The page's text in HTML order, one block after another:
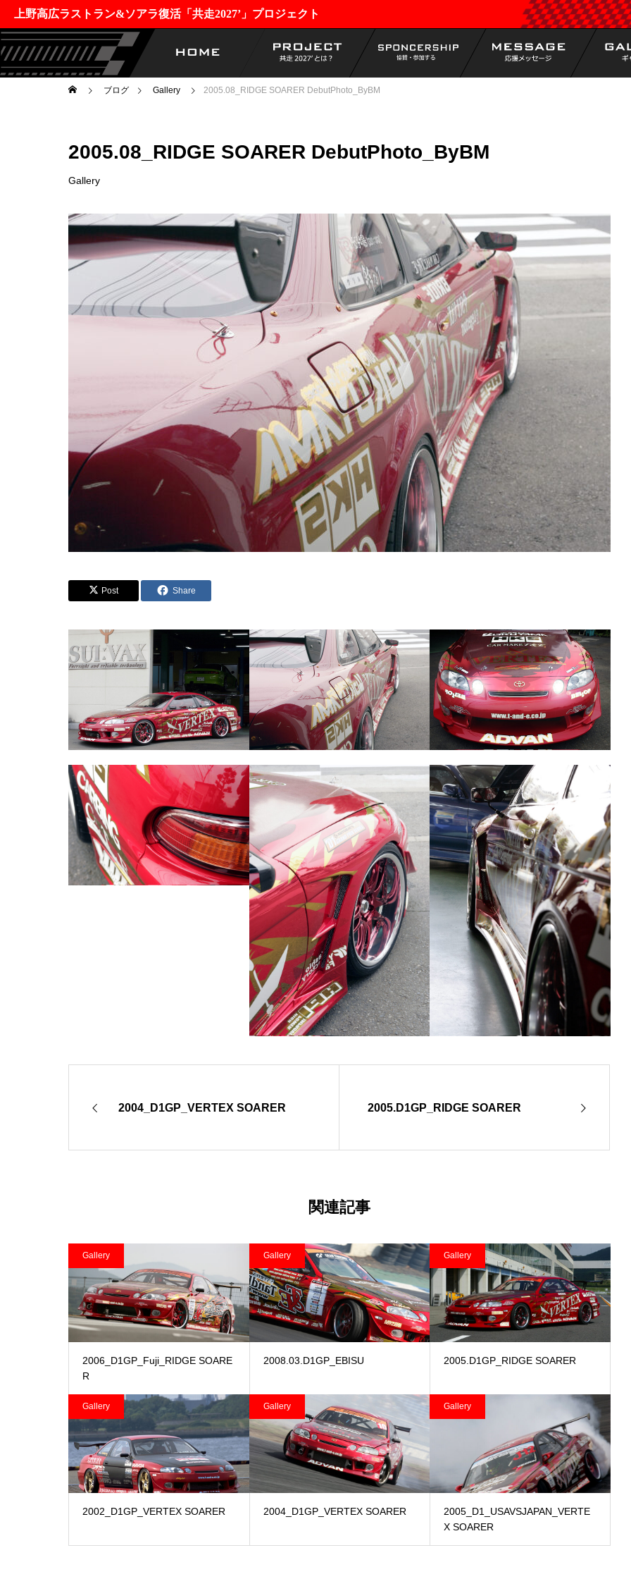
上野高広ラストラン&ソアラ復活「共走2027’」プロジェクト
ブログ Gallery 2005.08_RIDGE SOARER DebutPhoto_ByBM
2005.08_RIDGE SOARER DebutPhoto_ByBM
Gallery
Post Share
2004_D1GP_VERTEX SOARER 2005.D1GP_RIDGE SOARER
関連記事
Gallery
2006_D1GP_Fuji_RIDGE SOARE
R
Gallery
2008.03.D1GP_EBISU
Gallery
2005.D1GP_RIDGE SOARER
Gallery
2002_D1GP_VERTEX SOARER
Gallery
2004_D1GP_VERTEX SOARER
Gallery
2005_D1_USAVSJAPAN_VERTE
X SOARER